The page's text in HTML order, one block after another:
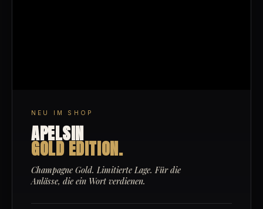
NEU IM SHOP
APELSIN
GOLD EDITION.
Champagne Gold. Limitierte Lage. Für die
Anlässe, die ein Wort verdienen.